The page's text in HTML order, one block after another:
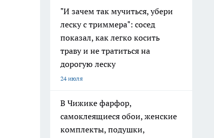
"И зачем так мучиться, убери
леску с триммера": сосед
показал, как легко косить
траву и не тратиться на
дорогую леску
24 июля
В Чижике фарфор,
самоклеящиеся обои, женские
комплекты, подушки,